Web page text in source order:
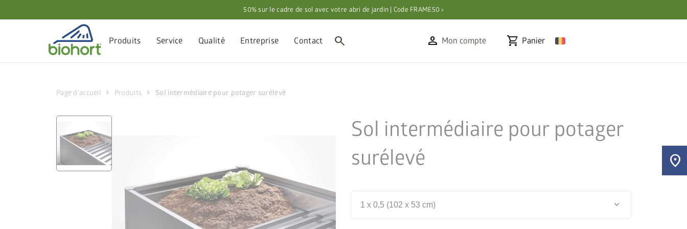
50% sur le cadre de sol avec votre abri de jardin | Code FRAME50 ›
Produits Service Qualité Entreprise Contact search person Mon compte shopping_cart Panier
Page d’accueil chevron_right Produits chevron_right Sol intermédiaire pour potager surélevé
Sol intermédiaire pour potager
surélevé
1 x 0,5 (102 x 53 cm) keyboard_arrow_down
location_on